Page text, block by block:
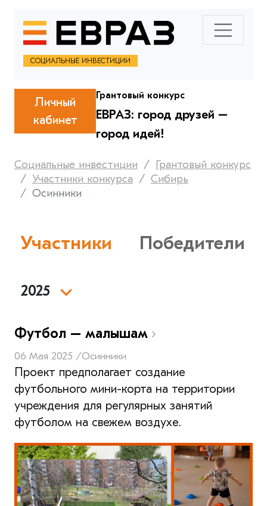
СОЦИАЛЬНЫЕ ИНВЕСТИЦИИ
Личный
кабинет
Грантовый конкурс
ЕВРАЗ: город друзей –
город идей!
Социальные инвестиции
Грантовый конкурс
Участники конкурса
Сибирь
Осинники
Участники Победители
2025
Футбол – малышам
06 Мая 2025 /Осинники
Проект предполагает создание
футбольного мини-корта на территории
учреждения для регулярных занятий
футболом на свежем воздухе.